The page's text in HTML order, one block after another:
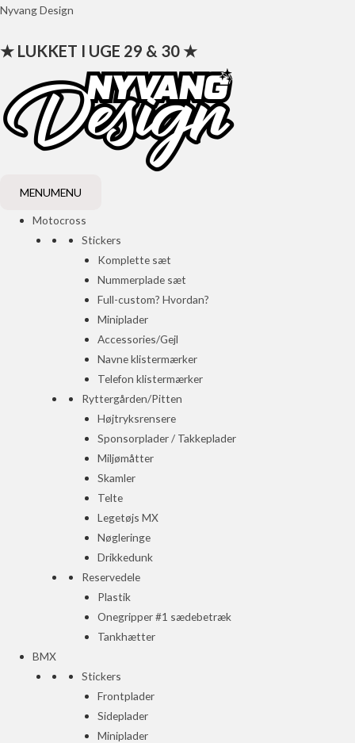
Gå
indholdet
Nyvang Design
★ LUKKET I UGE 29 & 30 ★
MENUMENU
Motocross
Stickers
Komplette sæt
Nummerplade sæt
Full-custom? Hvordan?
Miniplader
Accessories/Gejl
Navne klistermærker
Telefon klistermærker
Ryttergården/Pitten
Højtryksrensere
Sponsorplader / Takkeplader
Miljømåtter
Skamler
Telte
Legetøjs MX
Nøgleringe
Drikkedunk
Reservedele
Plastik
Onegripper #1 sædebetræk
Tankhætter
BMX
Stickers
Frontplader
Sideplader
Miniplader